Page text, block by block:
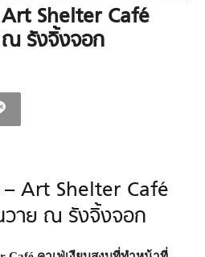
Shelter Café
รังจิ้งจอก
Art Shelter Café
วาย ณ รังจิ้งจอก